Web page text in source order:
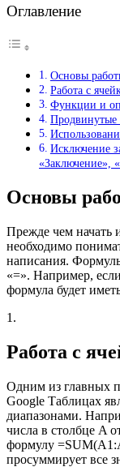
Оглавление
Основы
Работа с
Функции и
Исключение
«Заключение»,
Основы
Прежде чем начать
необходимо
написания.
«=». Например,
формула будет
1.
Работа с
Одним из главных
Google Таблицах
диапазонами.
числа в столбце A
формулу
просуммирует все